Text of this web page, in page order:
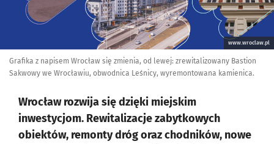
www.wroclaw.pl
Grafika z napisem Wrocław się zmienia, od lewej: zrewitalizowany Bastion
Sakwowy we Wrocławiu, obwodnica Leśnicy, wyremontowana kamienica.
Wrocław rozwija się dzięki miejskim
inwestycjom. Rewitalizacje zabytkowych
obiektów, remonty dróg oraz chodników, nowe